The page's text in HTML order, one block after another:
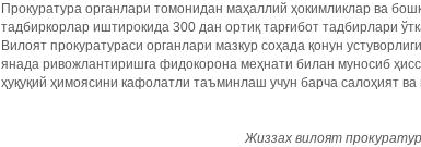
Прокуратура органлари томонидан маҳаллий ҳокимликлар ва
тадбиркорлар иштирокида 300 дан ортиқ тарғибот тадбирлари
Вилоят прокуратураси органлари мазкур соҳада қонун
янада ривожлантиришга фидокорона меҳнати билан муносиб
ҳуқуқий ҳимоясини кафолатли таъминлаш учун барча салоҳият
Жиззах вилоят